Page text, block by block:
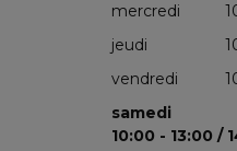
mercredi
jeudi
vendredi
samedi
10:00 - 13:00 /